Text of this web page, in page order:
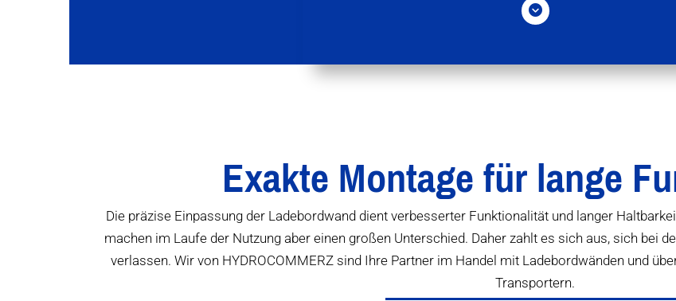

Exakte Montage für lange
Die präzise Einpassung der Ladebordwand dient verbesserter Funktionalität und langer
machen im Laufe der Nutzung aber einen großen Unterschied. Daher zahlt es sich aus, sich bei
verlassen. Wir von HYDROCOMMERZ sind Ihre Partner im Handel mit Ladebordwänden und
Transportern.